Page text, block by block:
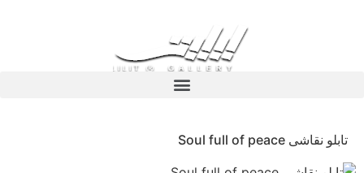
تابلو نقاشی Soul full of peace